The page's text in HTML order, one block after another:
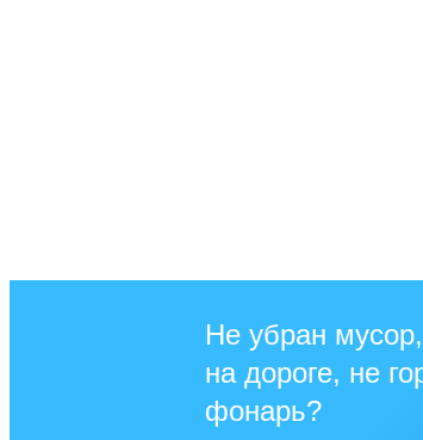
Не убран
на дороге, не
фонарь?